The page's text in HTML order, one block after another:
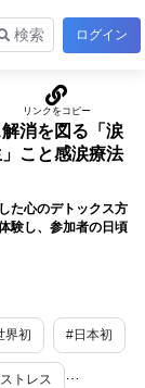
検索 ログイン
消を図る「涙
こと感涙療法
た心のデトックス方
験し、参加者の日頃
界初 #日本初
トレス